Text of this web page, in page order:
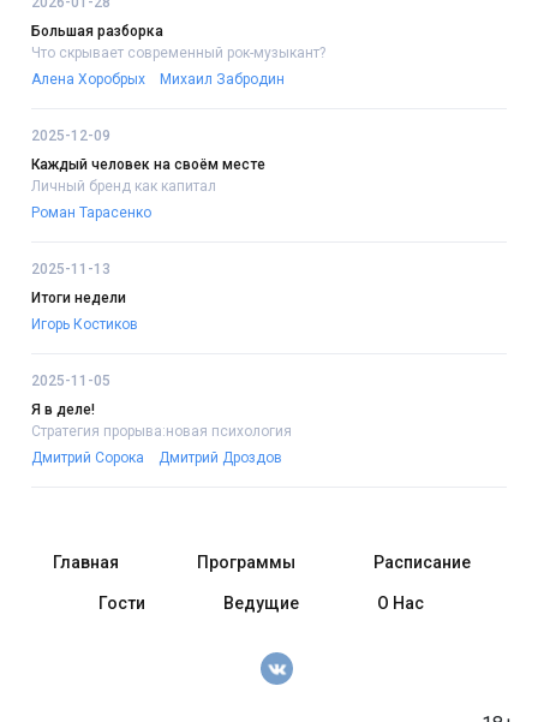
Большая разборка
Что скрывает современный рок-музыкант?
Алена Хоробрых
Михаил Забродин
2025-12-09
Каждый человек на своём месте
Личный бренд как капитал
Роман Тарасенко
2025-11-13
Итоги недели
Игорь Костиков
2025-11-05
Я в деле!
Стратегия прорыва:новая психология
Дмитрий Сорока
Дмитрий Дроздов
Главная Программы Расписание
Гости Ведущие О Нас